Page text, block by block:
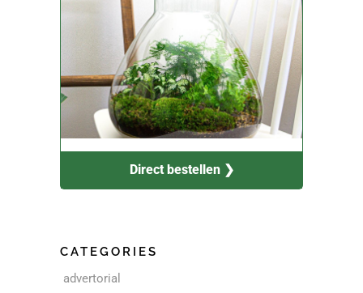
Direct bestellen ❯
CATEGORIES
advertorial